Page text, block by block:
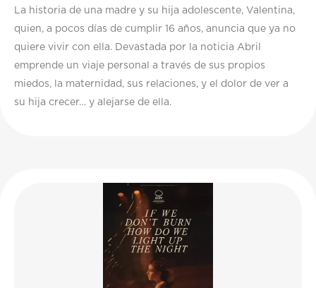
La historia de una madre y su hija adolescente, Valentina,
quien, a pocos días de cumplir 16 años, anuncia que ya no
quiere vivir con ella. Devastada por la noticia Abril
emprende un viaje personal a través de sus propios
miedos, la maternidad, sus relaciones, y el dolor de ver a
su hija crecer… y alejarse de ella.